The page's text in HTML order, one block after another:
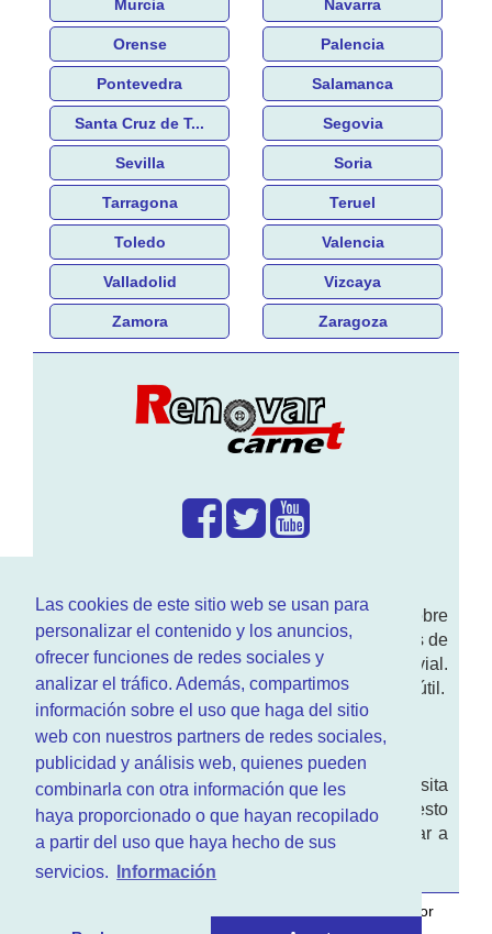
Las cookies de este sitio web se usan para
personalizar el contenido y los anuncios,
ofrecer funciones de redes sociales y
analizar el tráfico. Además, compartimos
información sobre el uso que haga del sitio
web con nuestros partners de redes sociales,
publicidad y análisis web, quienes pueden
combinarla con otra información que les
haya proporcionado o que hayan recopilado
a partir del uso que haya hecho de sus
servicios.
Información
Murcia Navarra
Orense Palencia
Pontevedra Salamanca
Santa Cruz de T... Segovia
Sevilla Soria
Tarragona Teruel
Toledo Valencia
Valladolid Vizcaya
Zamora Zaragoza
Enwww.RenovarCarnet.comTe contamos sobre
larenovación del permisode conducir, noticias de
actualidad motor y sobre todo seguridad vial.
Ademas tenemos todo tipo de información DGT útil.
¿Quienes somos?
Quieres saber quien mantiene la pagina, visita
nuestrasección de contacto. Aquí tienes nuesto
aviso legal
. Basicamente no queremos engañar a
nadie.
por